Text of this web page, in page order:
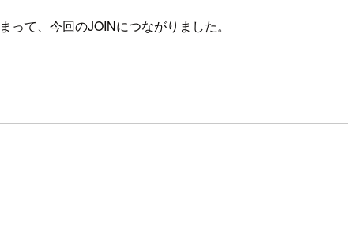
て、今回のJOINにつながりました。